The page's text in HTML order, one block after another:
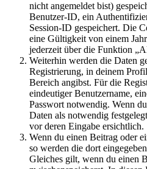
nicht angemeldet bist)
Benutzer-ID, ein
Session-ID gespeichert. Die
eine Gültigkeit von einem
jederzeit über die Funktion
Weiterhin werden die Daten
Registrierung, in deinem
Bereich angibst. Für die
eindeutiger Benutzername,
Passwort notwendig. Wenn
Daten als notwendig
vor deren Eingabe ersichtlich.
Wenn du einen Beitrag oder
so werden die dort
Gleiches gilt, wenn du einen